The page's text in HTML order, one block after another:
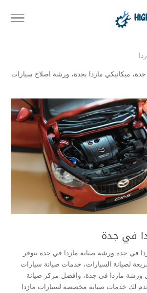
جدة، ميكانيكي مازدا بجدة، ورشة اصلاح سيارات
في جدة
في جدة ورشة صيانة مازدا في جدة يتوفر
لصيانة السيارات، خدمات صيانة سيارات
ورشة مازدا في جدة، وافضل مركز صيانة
لك خدمات صيانة مخصصة لسيارات مازدا